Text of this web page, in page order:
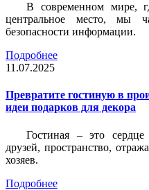
В современном мире,
центральное место, мы
безопасности информации.
Подробнее
11.07.2025
Превратите гостиную в
идеи подарков для декора
Гостиная – это
друзей, пространство,
хозяев.
Подробнее